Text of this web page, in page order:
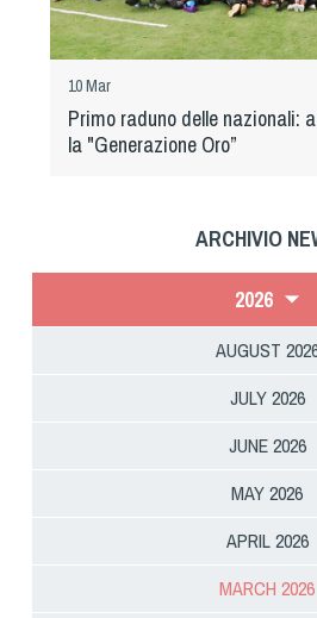
10 Mar
Primo raduno delle nazionali:
la "Generazione Oro”
ARCHIVIO
2026
AUGUST
JULY 2026
JUNE 2026
MAY 2026
APRIL 2026
MARCH 2026